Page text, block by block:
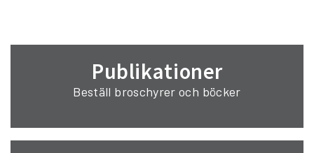
Publikationer
Beställ broschyrer och böcker